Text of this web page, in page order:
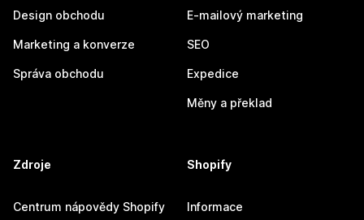
Design obchodu
Marketing a konverze
Správa obchodu
E-mailový marketing
SEO
Expedice
Měny a překlad
Zdroje
Centrum nápovědy Shopify
Shopify
Informace